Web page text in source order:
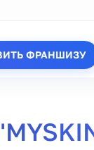
ФРАНШИЗУ